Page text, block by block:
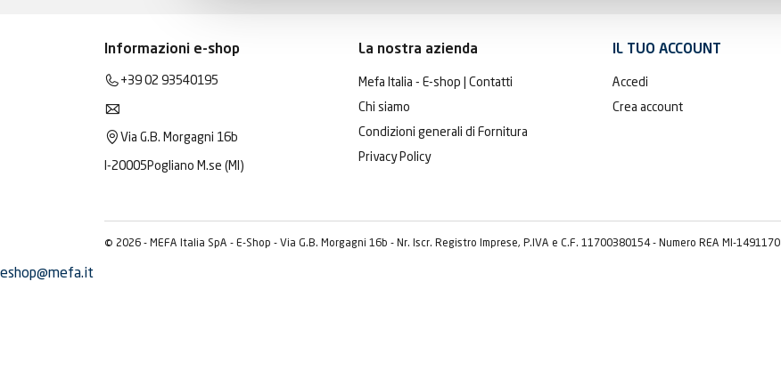
Informazioni e-shop
+39 02 93540195
Via G.B. Morgagni 16b
I-20005Pogliano M.se (MI)
La nostra azienda
Mefa Italia - E-shop | Contatti
Chi siamo
Condizioni generali di Fornitura
Privacy Policy
IL TUO ACCOUNT
Accedi
Crea account
© 2026 - MEFA Italia SpA - E-Shop - Via G.B. Morgagni 16b - Nr. Iscr. Registro Imprese, P.IVA e C.F. 11700380154 - Numero REA MI-1491170
eshop@mefa.it